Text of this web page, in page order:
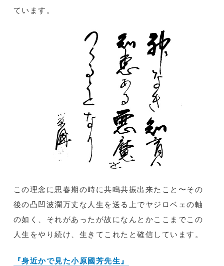
ています。
この理念に思春期の時に共鳴共振出来たこと〜その
後の凸凹波瀾万丈な人生を送る上でヤジロベェの軸
の如く、それがあったが故になんとかここまでこの
人生をやり続け、生きてこれたと確信しています。
『身近かで見た小原國芳先生』